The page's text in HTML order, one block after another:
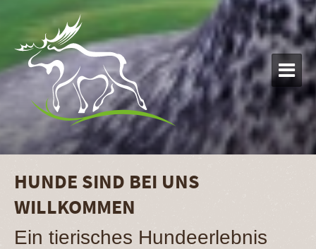

HUNDE SIND BEI UNS
WILLKOMMEN
Ein tierisches Hundeerlebnis